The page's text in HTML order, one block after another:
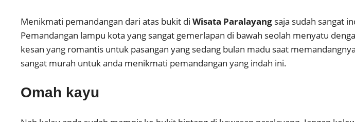
Menikmati pemandangan dari atas bukit di Wisata Paralayang saja sudah sangat
Pemandangan lampu kota yang sangat gemerlapan di bawah seolah menyatu
kesan yang romantis untuk pasangan yang sedang bulan madu saat
sangat murah untuk anda menikmati pemandangan yang indah ini.
Omah kayu